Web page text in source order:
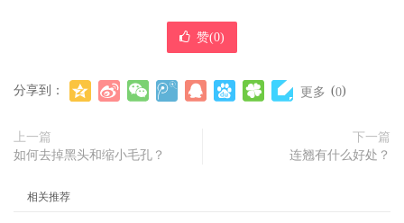
赞(0)
分享到： 更多 (0)
上一篇
如何去掉黑头和缩小毛孔？
下一篇
连翘有什么好处？
相关推荐